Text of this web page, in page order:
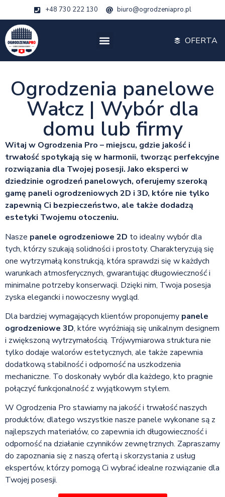
+48 730 222 130 biuro@ogrodzeniapro.pl
OFERTA
Ogrodzenia panelowe
Wałcz | Wybór dla
domu lub firmy
Witaj w Ogrodzenia Pro – miejscu, gdzie jakość i
trwałość spotykają się w harmonii, tworząc perfekcyjne
rozwiązania dla Twojej posesji. Jako eksperci w
dziedzinie ogrodzeń panelowych, oferujemy szeroką
gamę paneli ogrodzeniowych 2D i 3D, które nie tylko
zapewnią Ci bezpieczeństwo, ale także dodadzą
estetyki Twojemu otoczeniu.
Nasze panele ogrodzeniowe 2D to idealny wybór dla
tych, którzy szukają solidności i prostoty. Charakteryzują się
one wytrzymałą konstrukcją, która sprawdzi się w każdych
warunkach atmosferycznych, gwarantując długowieczność i
minimalne potrzeby konserwacji. Dzięki nim, Twoja posesja
zyska elegancki i nowoczesny wygląd.
Dla bardziej wymagających klientów proponujemy panele
ogrodzeniowe 3D, które wyróżniają się unikalnym designem
i zwiększoną wytrzymałością. Trójwymiarowa struktura nie
tylko dodaje walorów estetycznych, ale także zapewnia
dodatkową stabilność i odporność na uszkodzenia
mechaniczne. To doskonały wybór dla każdego, kto pragnie
połączyć funkcjonalność z wyjątkowym stylem.
W Ogrodzenia Pro stawiamy na jakość i trwałość naszych
produktów, dlatego wszystkie nasze panele wykonane są z
najlepszych materiałów, co zapewnia ich długowieczność i
odporność na działanie czynników zewnętrznych. Zapraszamy
do zapoznania się z naszą ofertą i skorzystania z usług
ekspertów, którzy pomogą Ci wybrać idealne rozwiązanie dla
Twojej posesji.